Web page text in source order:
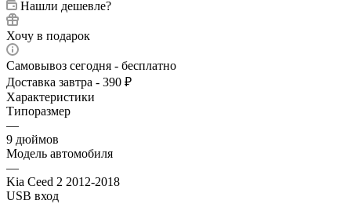
Нашли дешевле?
Хочу в подарок
Самовывоз сегодня - бесплатно
Доставка завтра - 390 ₽
Характеристики
Типоразмер
—
9 дюймов
Модель автомобиля
—
Kia Ceed 2 2012-2018
USB вход